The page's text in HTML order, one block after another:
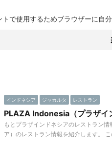
トで使用するためブラウザーに自
インドネシア ジャカルタ レストラン
PLAZA Indonesia（プラザイ
もとプラザインドネシアのレストラン
ア）のレストラン情報を紹介します。